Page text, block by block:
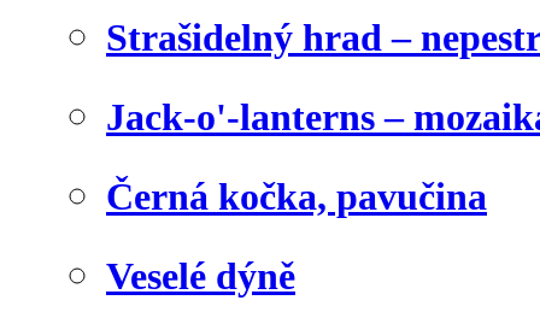
Strašidelný hrad –
Jack-o'-lanterns –
Černá kočka, pavučina
Veselé dýně